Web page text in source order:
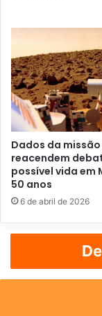
Dados da
reacendem
possível vida em
50 anos
6 de abril de 2026